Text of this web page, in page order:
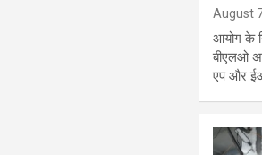
August
आयोग के
बीएलओ
एप और